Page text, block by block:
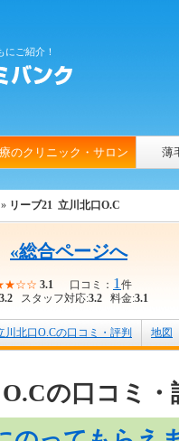
ご紹介！
のクリニック・サロン 薄
» リーブ21 立川北口O.C
«総合ページへ
3.1 口コミ： 1件
3.2 スタッフ対応:3.2 料金:3.1
川北口O.Cの口コミ・評判 地図
の口コミ・